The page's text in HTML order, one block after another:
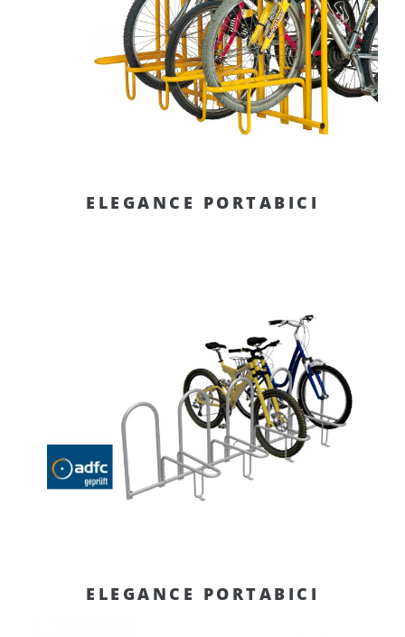
ELEGANCE PORTABICI
ELEGANCE PORTABICI